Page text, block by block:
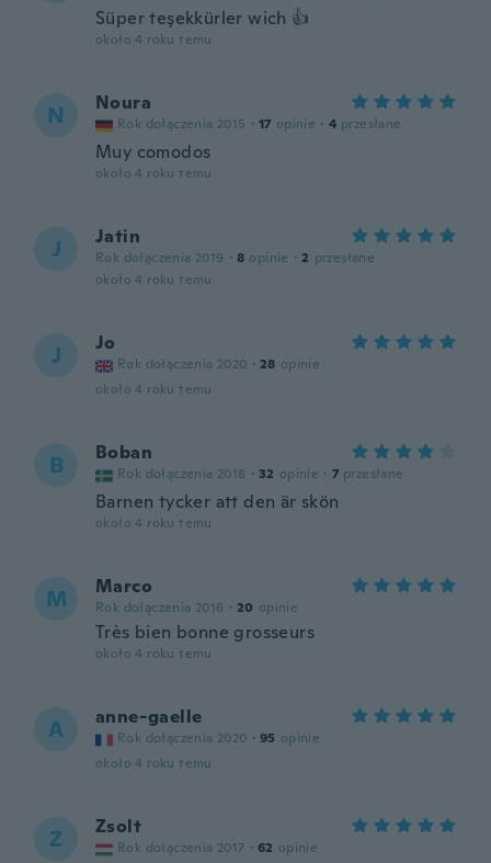
Süper teşekkürler wich 👍
około 4 roku temu
N Noura
Rok dołączenia 2015 · 17 opinie · 4 przesłane
Muy comodos
około 4 roku temu
J Jatin
Rok dołączenia 2019 · 8 opinie · 2 przesłane
około 4 roku temu
J Jo
Rok dołączenia 2020 · 28 opinie
około 4 roku temu
B Boban
Rok dołączenia 2018 · 32 opinie · 7 przesłane
Barnen tycker att den är skön
około 4 roku temu
M Marco
Rok dołączenia 2016 · 20 opinie
Très bien bonne grosseurs
około 4 roku temu
A anne-gaelle
Rok dołączenia 2020 · 95 opinie
około 4 roku temu
Z Zsolt
Rok dołączenia 2017 · 62 opinie